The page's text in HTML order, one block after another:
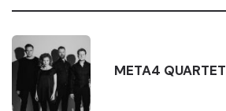
META4 QUARTET